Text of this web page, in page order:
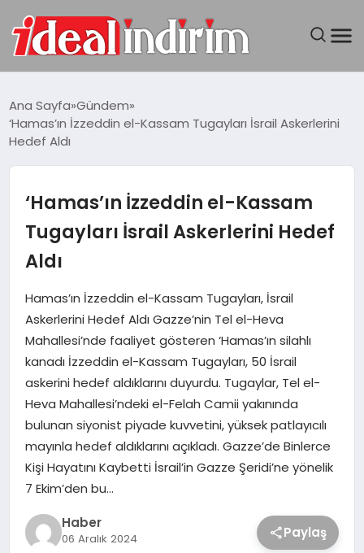
BILGISAYAR
TEKNOLOJI
YAŞAM
Ana Sayfa Gündem
‘Hamas’ın İzzeddin el-Kassam Tugayları İsrail Askerlerini
Hedef Aldı
‘Hamas’ın İzzeddin el-Kassam
Tugayları İsrail Askerlerini Hedef
Aldı
Hamas’ın İzzeddin el-Kassam Tugayları, İsrail
Askerlerini Hedef Aldı Gazze’nin Tel el-Heva
Mahallesi’nde faaliyet gösteren ‘Hamas’ın silahlı
kanadı İzzeddin el-Kassam Tugayları, 50 İsrail
askerini hedef aldıklarını duyurdu. Tugaylar, Tel el-
Heva Mahallesi’ndeki el-Felah Camii yakınında
bulunan siyonist piyade kuvvetini, yüksek patlayıcılı
mayınla hedef aldıklarını açıkladı. Gazze’de Binlerce
Kişi Hayatını Kaybetti İsrail’in Gazze Şeridi’ne yönelik
7 Ekim’den bu…
Haber
06 Aralık 2024 Paylaş